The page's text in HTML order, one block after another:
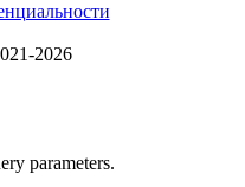
2026
parameters.